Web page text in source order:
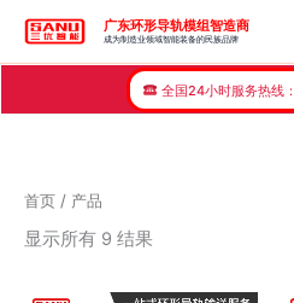
内
广东环形导轨模组智造商
成为制造业领域智能装备的民族品牌
全国24小时服务热线
首页 / 产品
显示所有 9 结果